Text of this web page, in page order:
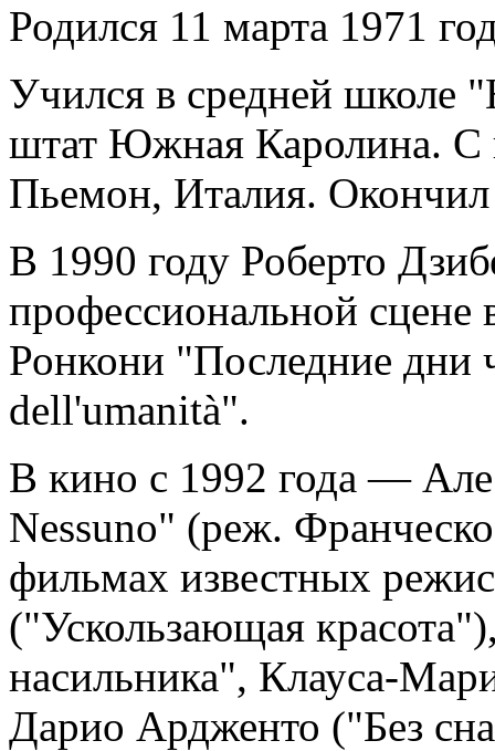
Родился 11 марта 1971
Учился в средней школе
штат Южная Каролина. С
Пьемон, Италия.
В 1990 году Роберто
профессиональной сцене
Ронкони "Последние дни
dell'umanità".
В кино с 1992 года —
Nessuno" (реж.
фильмах известных
("Ускользающая
насильника", Клауса-
Дарио Ардженто ("Без